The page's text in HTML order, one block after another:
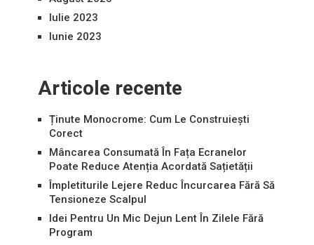
Iulie 2023
Iunie 2023
Articole recente
Ținute Monocrome: Cum Le Construiești
Corect
Mâncarea Consumată În Fața Ecranelor
Poate Reduce Atenția Acordată Sațietății
Împletiturile Lejere Reduc Încurcarea Fără Să
Tensioneze Scalpul
Idei Pentru Un Mic Dejun Lent În Zilele Fără
Program